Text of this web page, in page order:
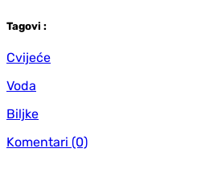
Tagovi :
Cvijeće
Voda
Biljke
Komentari (0)